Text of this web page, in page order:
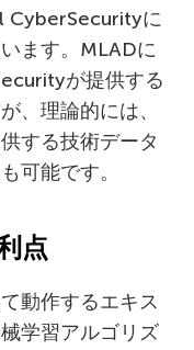
CyberSecurityに
ます。MLADに
が提供する
、理論的には、
する技術データ
可能です。
点
動作するエキス
学習アルゴリズ